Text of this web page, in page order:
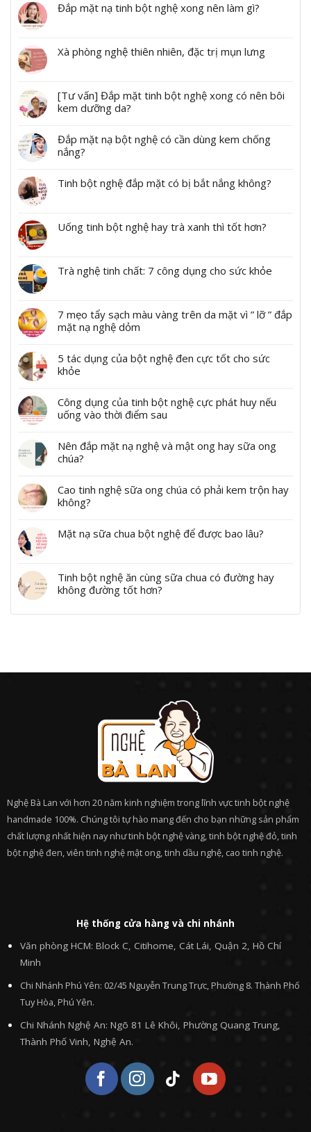
Đắp mặt nạ tinh bột nghệ xong nên làm gì?
Xà phòng nghệ thiên nhiên, đặc trị mụn lưng
[Tư vấn] Đắp mặt tinh bột nghệ xong có nên bôi
kem dưỡng da?
Đắp mặt nạ bột nghệ có cần dùng kem chống
nắng?
Tinh bột nghệ đắp mặt có bị bắt nắng không?
Uống tinh bột nghệ hay trà xanh thì tốt hơn?
Trà nghệ tinh chất: 7 công dụng cho sức khỏe
7 mẹo tẩy sạch màu vàng trên da mặt vì ” lỡ ” đắp
mặt nạ nghệ dỏm
5 tác dụng của bột nghệ đen cực tốt cho sức
khỏe
Công dụng của tinh bột nghệ cực phát huy nếu
uống vào thời điểm sau
Nên đắp mặt nạ nghệ và mật ong hay sữa ong
chúa?
Cao tinh nghệ sữa ong chúa có phải kem trộn hay
không?
Mặt nạ sữa chua bột nghệ để được bao lâu?
Tinh bột nghệ ăn cùng sữa chua có đường hay
không đường tốt hơn?
Nghệ Bà Lan với hơn 20 năm kinh nghiệm trong lĩnh vực tinh bột nghệ
handmade 100%. Chúng tôi tự hào mang đến cho bạn những sản phẩm
chất lượng nhất hiện nay như tinh bột nghệ vàng, tinh bột nghệ đỏ, tinh
bột nghệ đen, viên tinh nghệ mật ong, tinh dầu nghệ, cao tinh nghệ.
Hệ thống cửa hàng và chi nhánh
Văn phòng HCM: Block C, Citihome, Cát Lái, Quận 2, Hồ Chí
Minh
Chi Nhánh Phú Yên: 02/45 Nguyễn Trung Trực, Phường 8. Thành Phố
Tuy Hòa, Phú Yên.
Chi Nhánh Nghệ An: Ngõ 81 Lê Khôi, Phường Quang Trung,
Thành Phố Vinh, Nghệ An.